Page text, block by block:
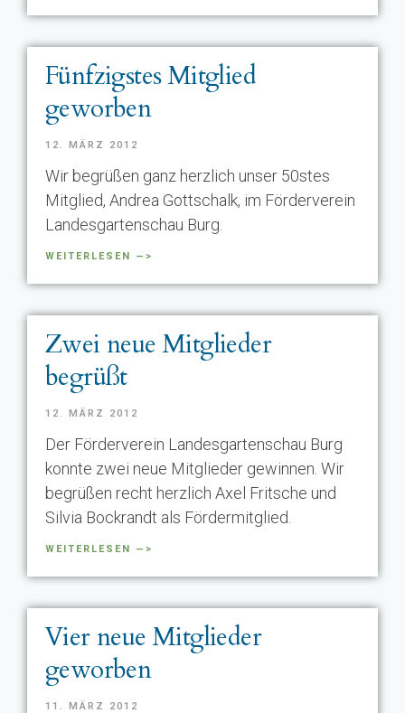
Fünfzigstes Mitglied
geworben
12. MÄRZ 2012
Wir begrüßen ganz herzlich unser 50stes
Mitglied, Andrea Gottschalk, im Förderverein
Landesgartenschau Burg.
WEITERLESEN —>
Zwei neue Mitglieder
begrüßt
12. MÄRZ 2012
Der Förderverein Landesgartenschau Burg
konnte zwei neue Mitglieder gewinnen. Wir
begrüßen recht herzlich Axel Fritsche und
Silvia Bockrandt als Fördermitglied.
WEITERLESEN —>
Vier neue Mitglieder
geworben
11. MÄRZ 2012